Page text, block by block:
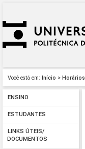
Você está em: Início > Horários
ENSINO
ESTUDANTES
LINKS ÚTEIS/
DOCUMENTOS